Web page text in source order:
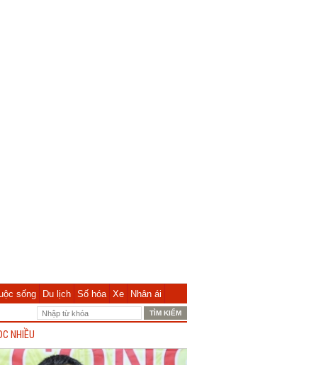
sống Du lịch Số hóa Xe Nhân ái
NHIỀU